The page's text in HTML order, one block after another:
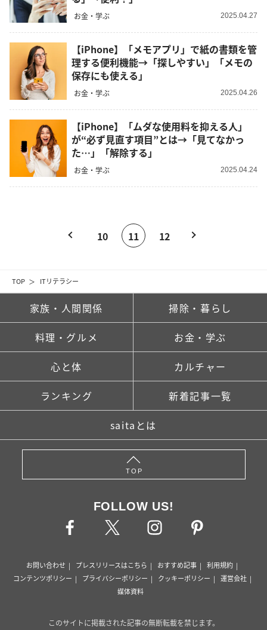
TOP ITリテラシー
お金・学ぶ 2025.04.27
【iPhone】「メモアプリ」で紙の書類を管
理する便利機能→「探しやすい」「メモの
保存にも使える」
お金・学ぶ 2025.04.26
【iPhone】「ムダな使用料を抑える人」
が“必ず見直す項目”とは→「見てなかっ
た…」「解除する」
お金・学ぶ 2025.04.24
10 11 12
家族・人間関係 掃除・暮らし
料理・グルメ お金・学ぶ
心と体 カルチャー
ランキング 新着記事一覧
saitaとは
TOP
FOLLOW US!
お問い合わせ プレスリリースはこちら おすすめ記事
利用規約
コンテンツポリシー
プライバシーポリシー クッキーポリシー
運営会社
媒体資料
このサイトに掲載された記事の無断転載を禁じます。